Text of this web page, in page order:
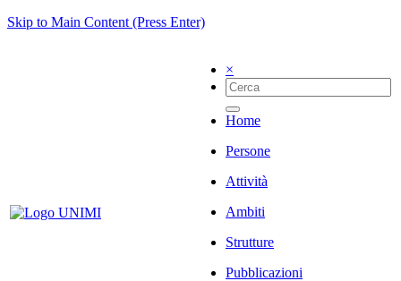
Skip to Main Content (Press Enter)
×
Home
Persone
Attività
Ambiti
Strutture
Pubblicazioni